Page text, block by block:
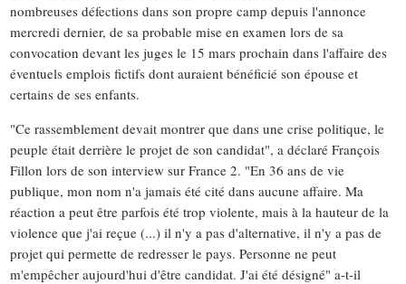
nombreuses défections dans son propre camp depuis l'annonce
mercredi dernier, de sa probable mise en examen lors de sa
convocation devant les juges le 15 mars prochain dans l'affaire des
éventuels emplois fictifs dont auraient bénéficié son épouse et
certains de ses enfants.
"Ce rassemblement devait montrer que dans une crise politique, le
peuple était derrière le projet de son candidat", a déclaré François
Fillon lors de son interview sur France 2. "En 36 ans de vie
publique, mon nom n'a jamais été cité dans aucune affaire. Ma
réaction a peut être parfois été trop violente, mais à la hauteur de la
violence que j'ai reçue (...) il n'y a pas d'alternative, il n'y a pas de
projet qui permette de redresser le pays. Personne ne peut
m'empêcher aujourd'hui d'être candidat. J'ai été désigné" a-t-il